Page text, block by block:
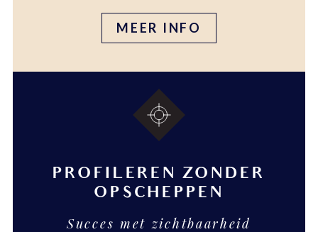
MEER INFO
PROFILEREN ZONDER
OPSCHEPPEN
Succes met zichtbaarheid